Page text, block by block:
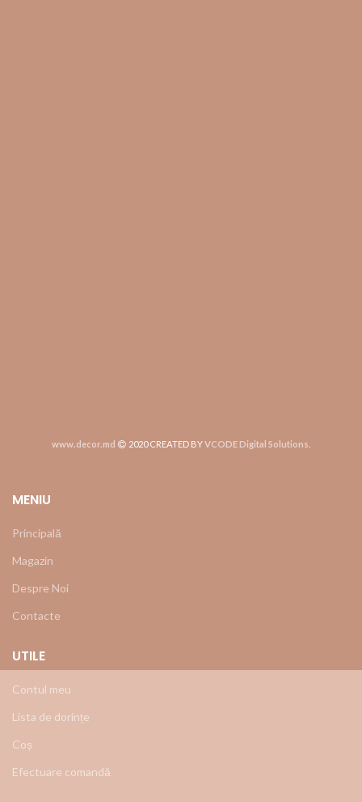
www.decor.md 2020 CREATED BYVCODE Digital Solutions
MENIU
Principală
Magazin
Despre Noi
Contacte
UTILE
Contul meu
Lista de dorințe
Coș
Efectuare comandă